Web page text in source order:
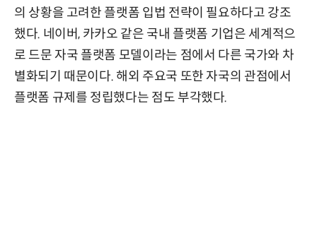
의 상황을 고려한 플랫폼 입법 전략이 필요하다고 강조
했다. 네이버, 카카오 같은 국내 플랫폼 기업은 세계적으
로 드문 자국 플랫폼 모델이라는 점에서 다른 국가와 차
별화되기 때문이다. 해외 주요국 또한 자국의 관점에서
플랫폼 규제를 정립했다는 점도 부각했다.